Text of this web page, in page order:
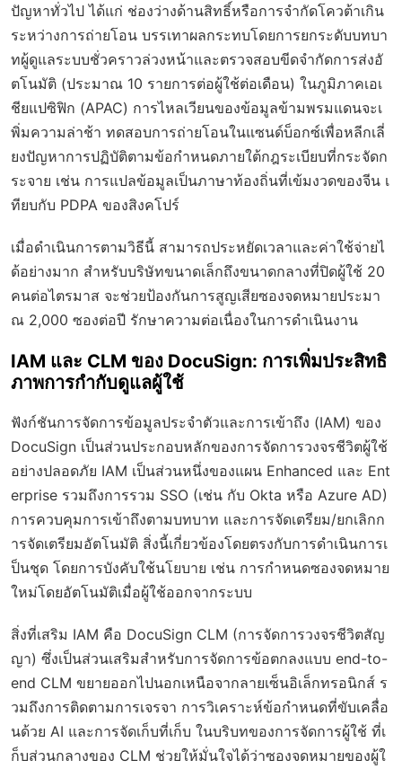
ปัญหาทั่วไป ได้แก่ ช่องว่างด้านสิทธิ์หรือการจำกัดโควต้าเกิน
ระหว่างการถ่ายโอน บรรเทาผลกระทบโดยการยกระดับบทบา
ทผู้ดูแลระบบชั่วคราวล่วงหน้าและตรวจสอบขีดจำกัดการส่งอั
ตโนมัติ (ประมาณ 10 รายการต่อผู้ใช้ต่อเดือน) ในภูมิภาคเอเ
ชียแปซิฟิก (APAC) การไหลเวียนของข้อมูลข้ามพรมแดนจะเ
พิ่มความล่าช้า ทดสอบการถ่ายโอนในแซนด์บ็อกซ์เพื่อหลีกเลี่
ยงปัญหาการปฏิบัติตามข้อกำหนดภายใต้กฎระเบียบที่กระจัดก
ระจาย เช่น การแปลข้อมูลเป็นภาษาท้องถิ่นที่เข้มงวดของจีน เ
ทียบกับ PDPA ของสิงคโปร์
เมื่อดำเนินการตามวิธีนี้ สามารถประหยัดเวลาและค่าใช้จ่ายไ
ด้อย่างมาก สำหรับบริษัทขนาดเล็กถึงขนาดกลางที่ปิดผู้ใช้ 20
คนต่อไตรมาส จะช่วยป้องกันการสูญเสียซองจดหมายประมา
ณ 2,000 ซองต่อปี รักษาความต่อเนื่องในการดำเนินงาน
IAM และ CLM ของ DocuSign: การเพิ่มประสิทธิ
ภาพการกำกับดูแลผู้ใช้
ฟังก์ชันการจัดการข้อมูลประจำตัวและการเข้าถึง (IAM) ของ
DocuSign เป็นส่วนประกอบหลักของการจัดการวงจรชีวิตผู้ใช้
อย่างปลอดภัย IAM เป็นส่วนหนึ่งของแผน Enhanced และ Ent
erprise รวมถึงการรวม SSO (เช่น กับ Okta หรือ Azure AD)
การควบคุมการเข้าถึงตามบทบาท และการจัดเตรียม/ยกเลิกก
ารจัดเตรียมอัตโนมัติ สิ่งนี้เกี่ยวข้องโดยตรงกับการดำเนินการเ
ป็นชุด โดยการบังคับใช้นโยบาย เช่น การกำหนดซองจดหมาย
ใหม่โดยอัตโนมัติเมื่อผู้ใช้ออกจากระบบ
สิ่งที่เสริม IAM คือ DocuSign CLM (การจัดการวงจรชีวิตสัญ
ญา) ซึ่งเป็นส่วนเสริมสำหรับการจัดการข้อตกลงแบบ end-to-
end CLM ขยายออกไปนอกเหนือจากลายเซ็นอิเล็กทรอนิกส์ ร
วมถึงการติดตามการเจรจา การวิเคราะห์ข้อกำหนดที่ขับเคลื่อ
นด้วย AI และการจัดเก็บที่เก็บ ในบริบทของการจัดการผู้ใช้ ที่เ
ก็บส่วนกลางของ CLM ช่วยให้มั่นใจได้ว่าซองจดหมายของผู้ใ